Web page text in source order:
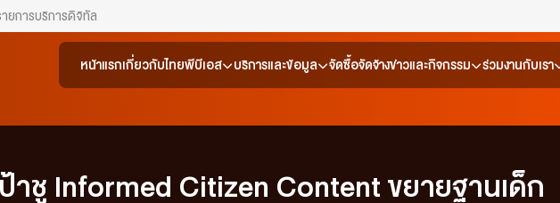
ยการบริการดิจิทัล
หน้าแรกเกี่ยวกับไทยพีบีเอส บริการและข้อมูล จัดซื้อจัดจ้างข่าวและกิจกรรม ร่วมงานกับเรา
ป้าชู Informed Citizen Content ขยายฐานเด็ก